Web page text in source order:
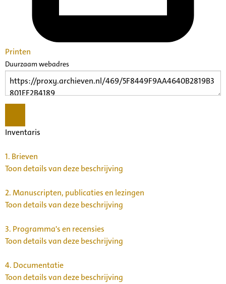
Printen
Duurzaam webadres
Inventaris
1. Brieven
Toon details van deze beschrijving
2.Manuscripten, publicaties en lezingen
Toon details van deze beschrijving
3. Programma's en recensies
Toon details van deze beschrijving
4. Documentatie
Toon details van deze beschrijving